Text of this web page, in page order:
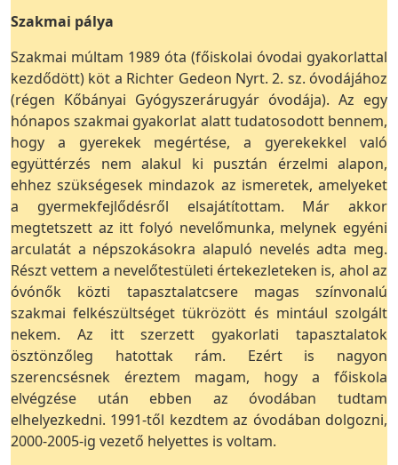
Szakmai pálya
Szakmai múltam 1989 óta (főiskolai óvodai gyakorlattal
kezdődött) köt a Richter Gedeon Nyrt. 2. sz. óvodájához
(régen Kőbányai Gyógyszerárugyár óvodája). Az egy
hónapos szakmai gyakorlat alatt tudatosodott bennem,
hogy a gyerekek megértése, a gyerekekkel való
együttérzés nem alakul ki pusztán érzelmi alapon,
ehhez szükségesek mindazok az ismeretek, amelyeket
a gyermekfejlődésről elsajátítottam. Már akkor
megtetszett az itt folyó nevelőmunka, melynek egyéni
arculatát a népszokásokra alapuló nevelés adta meg.
Részt vettem a nevelőtestületi értekezleteken is, ahol az
óvónők közti tapasztalatcsere magas színvonalú
szakmai felkészültséget tükrözött és mintául szolgált
nekem. Az itt szerzett gyakorlati tapasztalatok
ösztönzőleg hatottak rám. Ezért is nagyon
szerencsésnek éreztem magam, hogy a főiskola
elvégzése után ebben az óvodában tudtam
elhelyezkedni. 1991-től kezdtem az óvodában dolgozni,
2000-2005-ig vezető helyettes is voltam.